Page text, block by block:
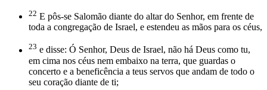
22 E pôs-se Salomão diante do altar do Senhor, em frente de
toda a congregação de Israel, e estendeu as mãos para os céus,
23 e disse: Ó Senhor, Deus de Israel, não há Deus como tu,
em cima nos céus nem embaixo na terra, que guardas o
concerto e a beneficência a teus servos que andam de todo o
seu coração diante de ti;